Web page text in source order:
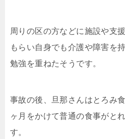
周りの区の方などに施設や支
もらい自身でも介護や障害を
勉強を重ねたそうです。
事故の後、旦那さんはとろみ
ヶ月をかけて普通の食事がと
す。